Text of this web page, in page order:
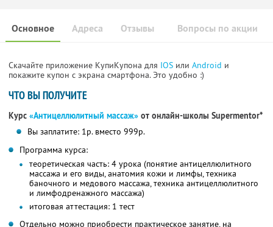
Основное Отзывы Вопросы по акции
Адреса
Скачайте приложение КупиКупона для IOS или Android и
покажите купон с экрана смартфона. Это удобно :)
ЧТО ВЫ ПОЛУЧИТЕ
Курс «Антицеллюлитный массаж» от онлайн-школы Supermentor*
Вы заплатите: 1р. вместо 999р.
Программа курса:
теоретическая часть: 4 урока (понятие антицеллюлитного
массажа и его виды, анатомия кожи и лимфы, техника
баночного и медового массажа, техника антицеллюлитного
и лимфодренажного массажа)
итоговая аттестация: 1 тест
Отдельно можно приобрести практическое занятие, на